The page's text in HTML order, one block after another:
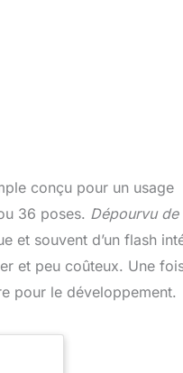
conçu pour un usage
36 poses. Dépourvu de
et souvent d’un flash
et peu coûteux. Une
pour le développement.